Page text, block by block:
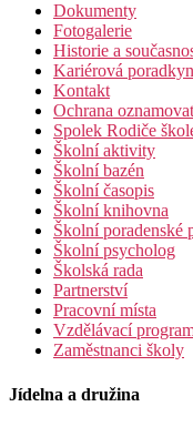
Dokumenty
Fotogalerie
Historie a
Kariérová
Kontakt
Ochrana
Spolek Rodiče
Školní aktivity
Školní bazén
Školní časopis
Školní knihovna
Školní poradenské
Školní psycholog
Školská rada
Partnerství
Pracovní místa
Vzdělávací
Zaměstnanci školy
Jídelna a družina